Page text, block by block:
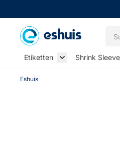
Zum Inhalt springen
Etiketten
Toggle
Shrink
Eshuis